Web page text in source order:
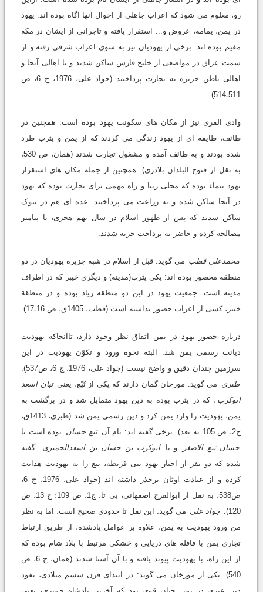
رو، معلوم می شود که اعراب جاهلی از احوال آنها آگاه بوده اند. یهود
در یمن، یمامه، عروض و... استقرار یافته و تاجرانی از ایشان در مکه
مقیم بوده اند. برخی از یهودیان نیز به سوی اعراب شرقی رفته و از
سمت عراق در مواضعی از خلیج فارس ساکن شدند و با اهالی آنجا و
اهالی باطن جزیره به تجارت پرداختند (جواد علی، 1976، ج 6، ص
511ـ514).
وادی القری نیز از مکان های سکونت یهود بوده است. همچنین در
طائف، طایفه ای از یهود زندگی می کردند که از یمن و یثرب طرد
شده بودند و به طائف آمده و مشغول تجارت شدند (همان، ص 530،
به نقل از فتوح البلدان بلاذری). همچنین از جمله مکان های استقرار
یهود تیماء بوده که محلی زیبا و راه مهمی برای تجارت بوده که یهود
در آنجا ساکن شده و به زراعت می پرداختند. عده ای هم در تبوک
ساکن شدند که پس از ظهور اسلام در سال نهم هجری، با پیامبر
مصالحه کرده و حاضر به پرداخت جزیه شدند.
محمدعلی قطب می گوید: قبل از اسلام در شبه جزیره یهودیان در دو
منطقه محصور بوده اند: یکی یثرب(مدینه) و دیگری خیبر که در اطراف
مدینه است. جمعیت یهود در این دو منطقه زیاد بوده و در منطقة
خیبر، کسی از اعراب حضور نداشته است (قطب، 1405ق، ص 16ـ17).
دربارة حضور یهود در یمن اتفاق نظر وجود دارد، تاآنجاکه یهودیت
دیانت رسمی یمن شد. البته نحوة ورود و تکوّن یهودیت در این
سرزمین چندان دقیق و واضح نیست (جواد علی، 1976، ج 6، ص537).
طبری می گوید: مورخان گمان دارند که یکی از تُبّع، یعنی تبان اسعد
ابوکرب ، که در یثرب بوده به دین یهود متمایل شد و در برگشت به
یمن، یهودیت را وارد یمن کرد و دین رسمی یمن شد (طبری، 1413ق،
ج2، ص 105 به بعد). برخی گفته اند: نام آن
تبع حسان بوده است یا
حسان تبع الاصغر
و یا ابوکرب بن حسان بن اسعدالحمیری
. گفته
شده که دو نفر از احبار یهود بنی قریظه، تبع را به یهودیت هدایت
کرده و از عبادت اوثان برحذر داشته اند (جواد علی، 1976، ج 6،
ص538، به نقل از ابوالفرج اصفهانی، بی تا، ج1، ص 109؛ ج 13، ص
120).
جواد علی می گوید: این نقل تا حدودی صحیح است، اما به نظر
من ورود یهودیت به یمن، علاوه بر عوامل یادشده، از طریق ارتباط
تجاری یمن با قافله های دریایی و خشکی مرتبط با بلاد شام بوده که
از این راه، با یهودیت پیوند یافته و با آن آشنا شدند (همان، ج 6، ص
540). یکی از مورخان می گوید: در ابتدای قرن ششم میلادی، نفوذ